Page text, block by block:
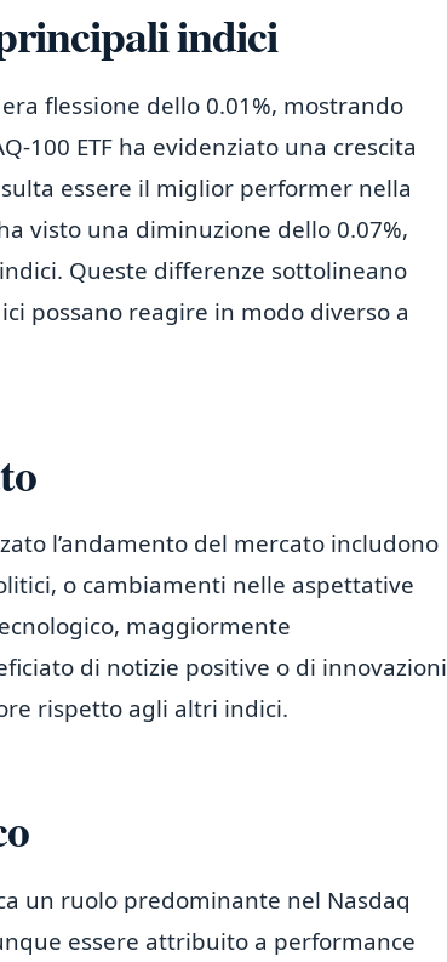
indici
flessione dello 0.01%, mostrando
100 ETF ha evidenziato una crescita
essere il miglior performer nella
visto una diminuzione dello 0.07%,
Queste differenze sottolineano
possano reagire in modo diverso a
l’andamento del mercato includono
o cambiamenti nelle aspettative
maggiormente
di notizie positive o di innovazioni
rispetto agli altri indici.
un ruolo predominante nel Nasdaq
essere attribuito a performance